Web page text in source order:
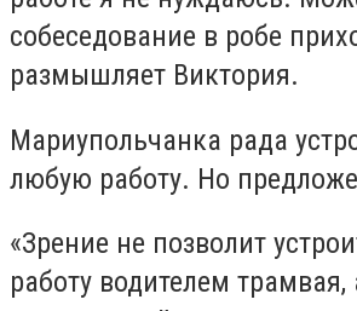
собеседование в робе
размышляет Виктория.
Мариупольчанка рада
любую работу. Но
«Зрение не позволит
работу водителем трамвая,